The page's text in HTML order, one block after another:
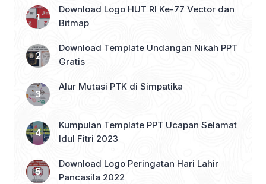
dengan pemekaran kementerian, Info
GTK sekarang dikelola oleh Direktorat
Jenderal Pendidikan Dasar dan
Download Logo HUT RI Ke-77 Vector dan
Bitmap
Download Template Undangan Nikah PPT
Gratis
Alur Mutasi PTK di Simpatika
Kumpulan Template PPT Ucapan Selamat
Idul Fitri 2023
Download Logo Peringatan Hari Lahir
Pancasila 2022